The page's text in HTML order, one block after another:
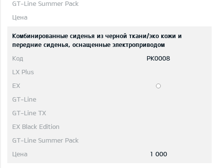
Комбинированные сиденья из черной ткани/эко кожи и
передние сиденья, оснащенные электроприводом
PK0008
1 000